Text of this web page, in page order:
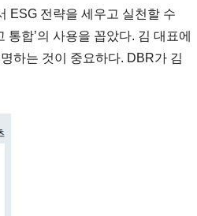
ESG 전략을 세우고 실천할 수
합’의 사용을 꼽았다. 김 대표에
하는 것이 중요하다. DBR가 김